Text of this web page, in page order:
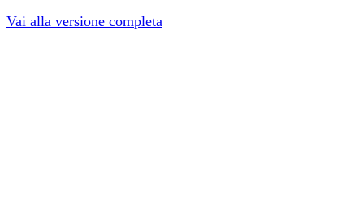
Vai alla versione completa